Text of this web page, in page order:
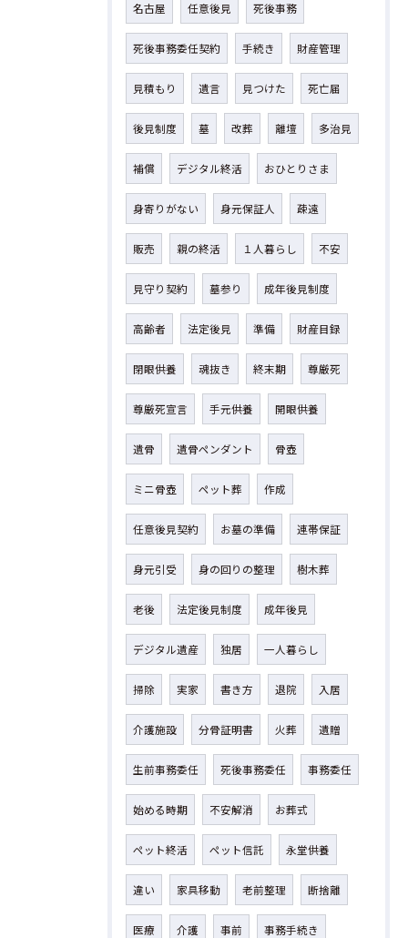
名古屋 任意後見 死後事務
死後事務委任契約 手続き 財産管理
見積もり 遺言 見つけた 死亡届
後見制度 墓 改葬 離壇 多治見
補償 デジタル終活 おひとりさま
身寄りがない 身元保証人 疎遠
販売 親の終活 １人暮らし 不安
見守り契約 墓参り 成年後見制度
高齢者 法定後見 準備 財産目録
閉眼供養 魂抜き 終末期 尊厳死
尊厳死宣言 手元供養 開眼供養
遺骨 遺骨ペンダント 骨壺
ミニ骨壺 ペット葬 作成
任意後見契約 お墓の準備 連帯保証
身元引受 身の回りの整理 樹木葬
老後 法定後見制度 成年後見
デジタル遺産 独居 一人暮らし
掃除 実家 書き方 退院 入居
介護施設 分骨証明書 火葬 遺贈
生前事務委任 死後事務委任 事務委任
始める時期 不安解消 お葬式
ペット終活 ペット信託 永堂供養
違い 家具移動 老前整理 断捨離
医療 介護 事前 事務手続き